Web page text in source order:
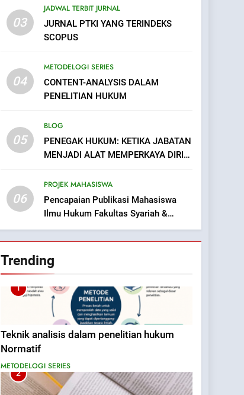
03
JADWAL TERBIT JURNAL
JURNAL PTKI YANG TERINDEKS
SCOPUS
04
METODELOGI SERIES
CONTENT-ANALYSIS DALAM
PENELITIAN HUKUM
05
BLOG
PENEGAK HUKUM: KETIKA JABATAN
MENJADI ALAT MEMPERKAYA DIRI
06
PROJEK MAHASISWA
Pencapaian Publikasi Mahasiswa
Ilmu Hukum Fakultas Syariah &
Hukum, UIN Bandung.
Trending
1
Teknik analisis dalam penelitian hukum
Normatif
METODELOGI SERIES
2